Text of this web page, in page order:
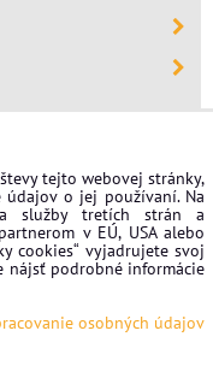
tejto webovej stránky,
o jej používaní. Na
služby tretích strán a
v EÚ, USA alebo
cookies“ vyjadrujete svoj
nájsť podrobné informácie
osobných údajov